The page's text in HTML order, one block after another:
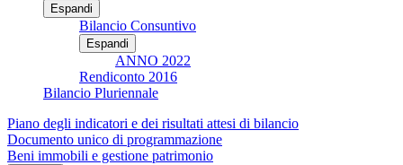
Espandi
Bilancio Consuntivo
Espandi
ANNO 2022
Rendiconto 2016
Bilancio Pluriennale
Piano degli indicatori e dei risultati attesi di bilancio
Documento unico di programmazione
Beni immobili e gestione patrimonio